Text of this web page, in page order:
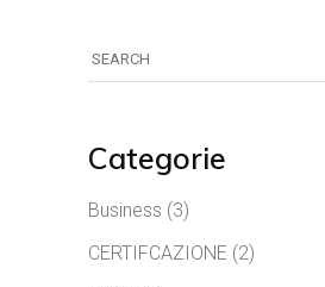
for:
Categorie
Business (3)
CERTIFCAZIONE (2)